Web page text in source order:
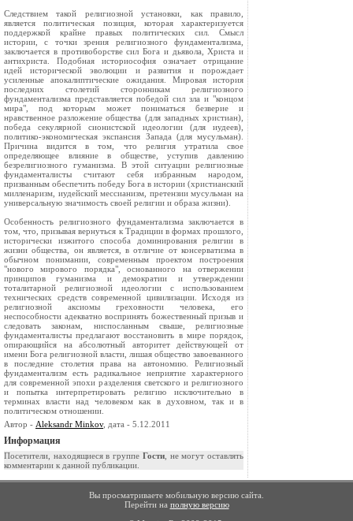
Следствием такой религиозной установки, как правило,
является политическая позиция, которая характеризуется
поддержкой крайне правых политических сил. Смысл
истории, с точки зрения религиозного фундаментализма,
заключается в противоборстве сил Бога и дьявола, Христа и
антихриста. Подобная историософия означает отрицание
идей исторической эволюции и развития и порождает
усиленные апокалиптические ожидания. Мировая история
последних столетий сторонникам религиозного
фундаментализма представляется победой сил зла и "концом
мира", под которым может пониматься безверие и
нравственное разложение общества (для западных христиан),
победа секулярной сионистской идеологии (для иудеев),
политико-экономическая экспансия Запада (для мусульман).
Причина видится в том, что религия утратила свое
определяющее влияние в обществе, уступив давлению
безрелигиозного гуманизма. В этой ситуации религиозные
фундаменталисты считают себя избранным народом,
призванным обеспечить победу Бога в истории (христианский
милленаризм, иудейский мессианизм, претензии мусульман на
универсальную значимость своей религии и образа жизни).
Особенность религиозного фундаментализма заключается в
том, что, призывая вернуться к Традиции в формах прошлого,
исторически изжитого способа доминирования религии в
жизни общества, он является, в отличие от консерватизма в
обычном понимании, современным проектом построения
"нового мирового порядка", основанного на отвержении
принципов гуманизма и демократии и утверждении
тоталитарной религиозной идеологии с использованием
технических средств современной цивилизации. Исходя из
религиозной аксиомы греховности человека, его
неспособности адекватно воспринять божественный призыв и
следовать законам, ниспосланным свыше, религиозные
фундаменталисты предлагают восстановить в мире порядок,
опирающийся на абсолютный авторитет действующей от
имени Бога религиозной власти, лишая общество завоеванного
в последние столетия права на автономию. Религиозный
фундаментализм есть радикальное неприятие характерного
для современной эпохи разделения светского и религиозного
и попытка интерпретировать религию исключительно в
терминах власти над человеком как в духовном, так и в
политическом отношении.
Автор - Aleksandr Minkov, дата - 5.12.2011
Информация
Посетители, находящиеся в группе Гости, не могут оставлять
комментарии к данной публикации.
Вы просматриваете мобильную версию сайта.
Перейти на полную версию